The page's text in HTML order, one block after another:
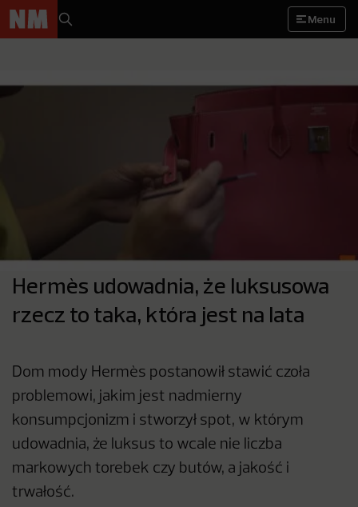
Menu
Hermès udowadnia, że luksusowa
rzecz to taka, która jest na lata
Dom mody Hermès postanowił stawić czoła
problemowi, jakim jest nadmierny
konsumpcjonizm i stworzył spot, w którym
udowadnia, że luksus to wcale nie liczba
markowych torebek czy butów, a jakość i
trwałość.